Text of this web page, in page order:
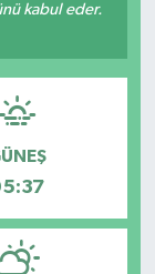
kabul eder.